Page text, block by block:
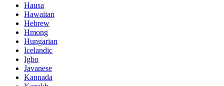
Hausa
Hawaiian
Hebrew
Hmong
Hungarian
Icelandic
Igbo
Javanese
Kannada